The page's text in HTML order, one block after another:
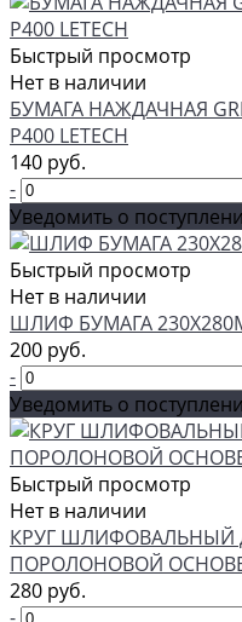
Быстрый просмотр
Нет в наличии
БУМАГА НАЖДАЧНАЯ
P400 LETECH
140 руб.
-
Уведомить о
Быстрый просмотр
Нет в наличии
ШЛИФ БУМАГА
200 руб.
-
Уведомить о
Быстрый просмотр
Нет в наличии
КРУГ ШЛИФОВАЛЬНЫЙ
ПОРОЛОНОВОЙ ОСНОВЕ
280 руб.